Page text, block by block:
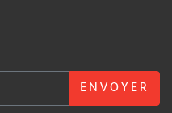
ENVOYER